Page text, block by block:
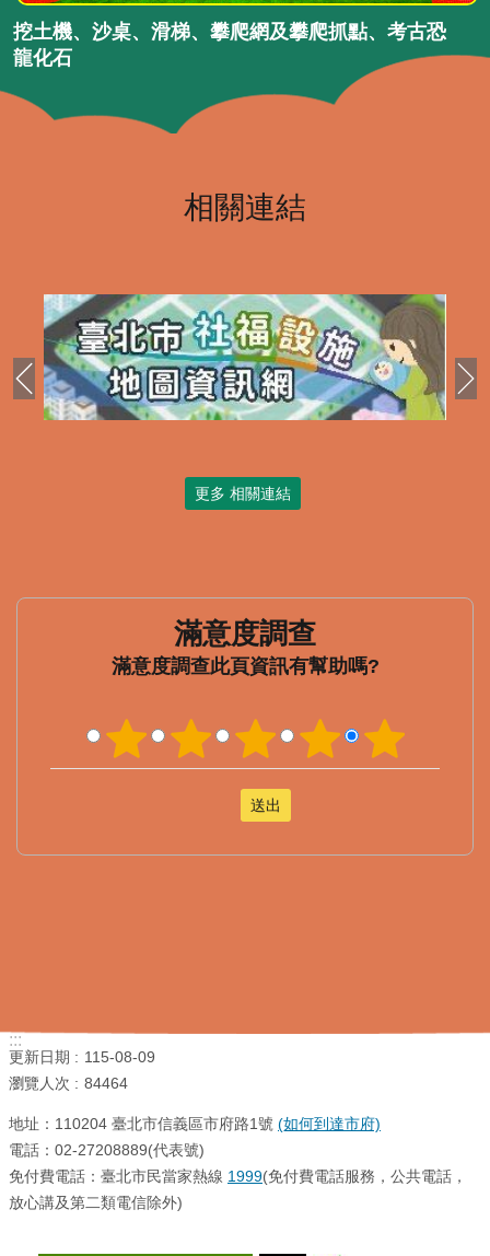
挖土機、沙桌、滑梯、攀爬網及攀爬抓點、考古恐
龍化石
相關連結
更多 相關連結
滿意度調查此頁資訊有幫助嗎?
:::
更新日期
115-08-09
瀏覽人次
84464
地址：110204 臺北市信義區市府路1號 (如何到達市府)
電話：02-27208889(代表號)
免付費電話：臺北市民當家熱線 1999(免付費電話服務，公共電話，
放心講及第二類電信除外)